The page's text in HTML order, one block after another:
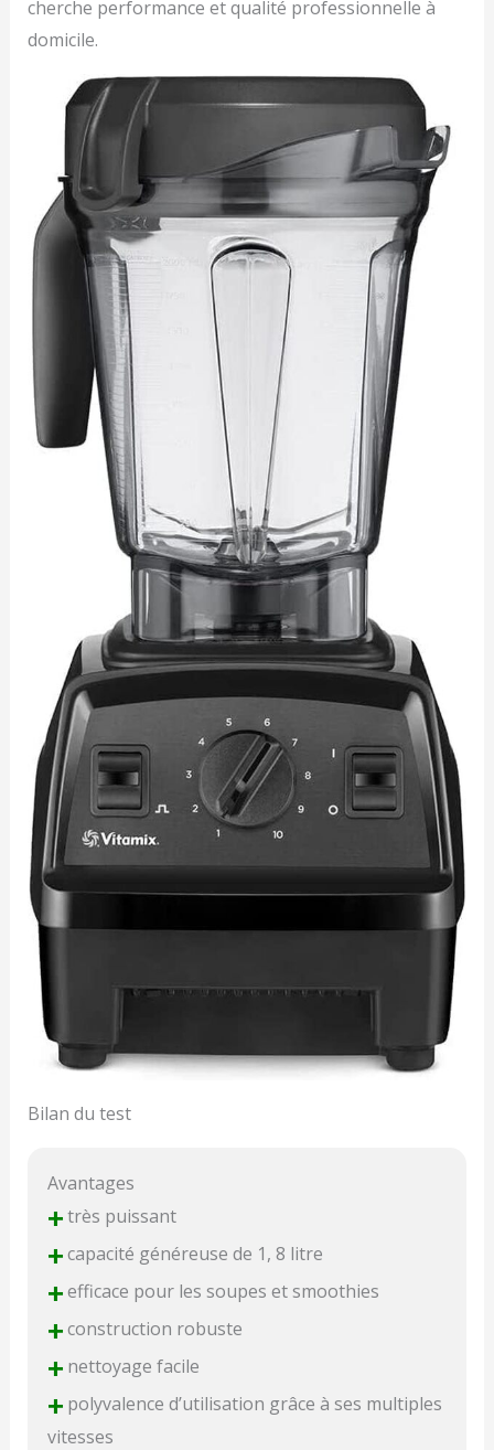
cherche performance et qualité professionnelle à
domicile.
Bilan du test
Avantages
+très puissant
+capacité généreuse de 1, 8 litre
+efficace pour les soupes et smoothies
+construction robuste
+nettoyage facile
+polyvalence d’utilisation grâce à ses multiples
vitesses